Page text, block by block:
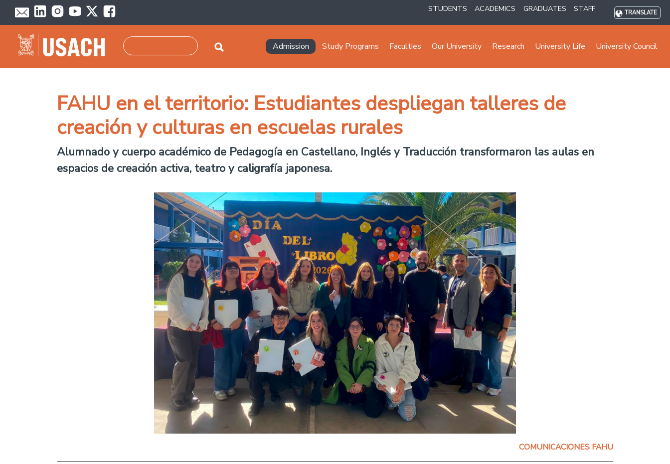
Skip to main content STUDENTS ACADEMICS GRADUATES STAFF TRANSLATE
Navegación principal
Admission Study Programs Faculties Our University Research University Life University Council
FAHU en el territorio: Estudiantes despliegan talleres de
creación y culturas en escuelas rurales
Alumnado y cuerpo académico de Pedagogía en Castellano, Inglés y Traducción transformaron las aulas en
espacios de creación activa, teatro y caligrafía japonesa.
COMUNICACIONES FAHU